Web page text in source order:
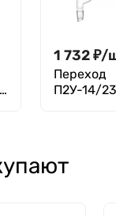
1 732₽/
Переход
П2У-14/